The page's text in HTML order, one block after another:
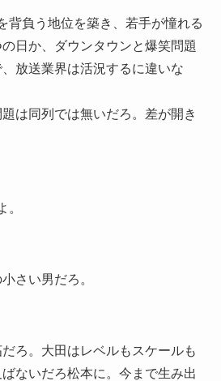
背負う地位を築き、若手が憧れる
日か、ダウンタウンと爆笑問題
放送業界は活況するに違いな
は同列では無いだろ。差が開き
。
さい男だろ。
ろ。大田はレベルもスケールも
ないだろ松本に。今まで生み出